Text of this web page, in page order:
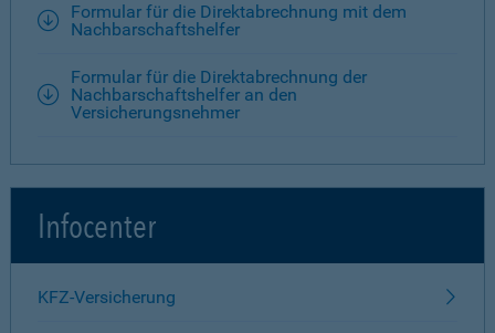
Formular für die Direktabrechnung mit dem
Nachbarschaftshelfer
Formular für die Direktabrechnung der
Nachbarschaftshelfer an den
Versicherungsnehmer
Infocenter
KFZ-Versicherung